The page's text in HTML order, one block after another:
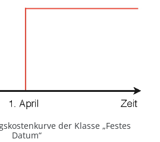
der Klasse „Festes
Datum“